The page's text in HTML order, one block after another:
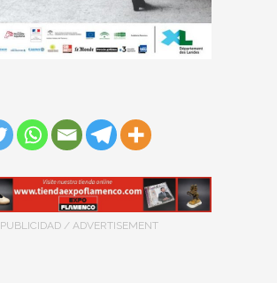
PUBLICIDAD / ADVERTISEMENT